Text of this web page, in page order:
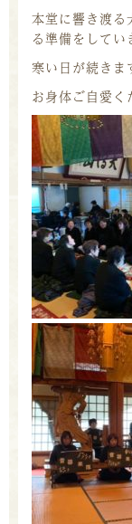
本堂に響き渡る
る準備をしてい
寒い日が続きま
お身体ご自愛く